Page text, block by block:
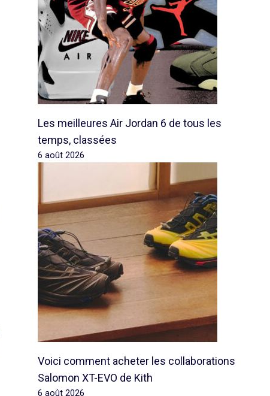
Les meilleures Air Jordan 6 de tous les
temps, classées
6 août 2026
Voici comment acheter les collaborations
Salomon XT-EVO de Kith
6 août 2026